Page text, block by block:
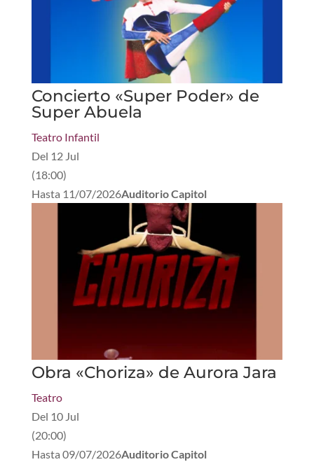
Concierto «Super Poder» de
Super Abuela
Teatro Infantil
Del 12 Jul
(18:00)
Hasta 11/07/2026Auditorio Capitol
Obra «Choriza» de Aurora Jara
Teatro
Del 10 Jul
(20:00)
Hasta 09/07/2026Auditorio Capitol